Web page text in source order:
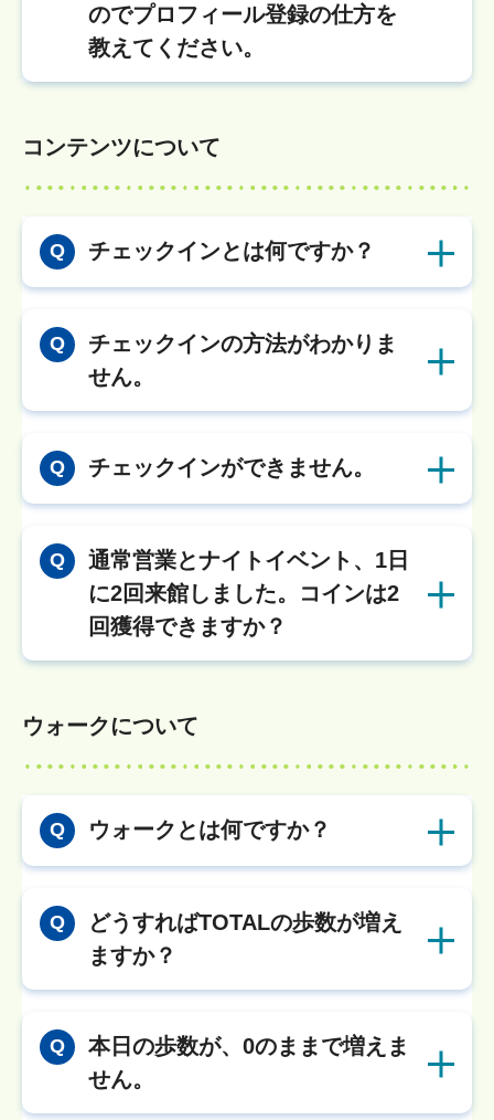
のでプロフィール登録の仕方を
教えてください。
コンテンツについて
Q チェックインとは何ですか？
Q
チェックインの方法がわかりま
せん。
Q チェックインができません。
Q
通常営業とナイトイベント、1日
に2回来館しました。コインは2
回獲得できますか？
ウォークについて
Q ウォークとは何ですか？
Q
どうすればTOTALの歩数が増え
ますか？
Q
本日の歩数が、0のままで増えま
せん。